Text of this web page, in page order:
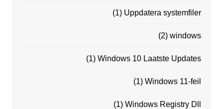
Uppdatera systemfiler
(1)
windows
(2)
Windows 10 Laatste Updates
(1)
Windows 11-feil
(1)
Windows Registry Dll
(1)